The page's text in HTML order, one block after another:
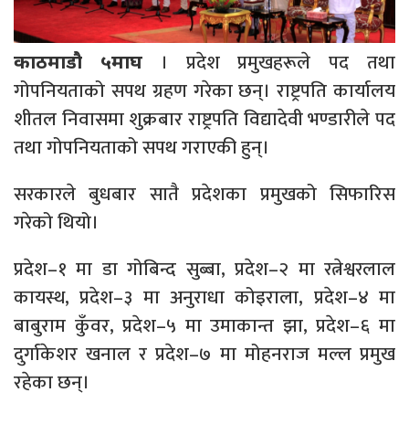
काठमाडौ ५माघ। प्रदेश प्रमुखहरूले पद तथा
गोपनियताको सपथ ग्रहण गरेका छन्। राष्ट्रपति कार्यालय
शीतल निवासमा शुक्रबार राष्ट्रपति विद्यादेवी भण्डारीले पद
तथा गोपनियताको सपथ गराएकी हुन्।
सरकारले बुधबार सातै प्रदेशका प्रमुखको सिफारिस
गरेको थियो।
प्रदेश–१ मा डा गोबिन्द सुब्बा, प्रदेश–२ मा रत्नेश्वरलाल
कायस्थ, प्रदेश–३ मा अनुराधा कोइराला, प्रदेश–४ मा
बाबुराम कुँवर, प्रदेश–५ मा उमाकान्त झा, प्रदेश–६ मा
दुर्गाकेशर खनाल र प्रदेश–७ मा मोहनराज मल्ल प्रमुख
रहेका छन्।